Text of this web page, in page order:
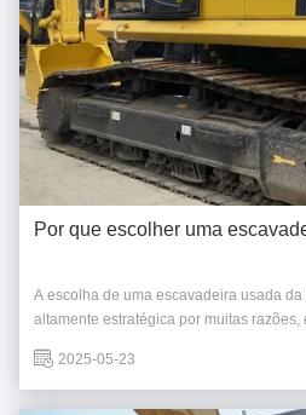
Por que escolher uma
A escolha de uma escavadeira usada
altamente estratégica por muitas
Taiwan.Aqui está uma descrição dos
1Confiabilidade e Durabilidade
2025-05-23